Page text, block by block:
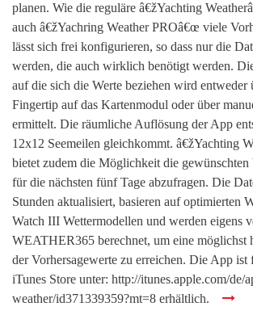
planen. Wie die reguläre â€žYachting
auch â€žYachring Weather PROâ€œ viele
lässt sich frei konfigurieren, so dass nur die
werden, die auch wirklich benötigt werden.
auf die sich die Werte beziehen wird entweder
Fingertip auf das Kartenmodul oder über
ermittelt. Die räumliche Auflösung der App
12x12 Seemeilen gleichkommt. â€žYachting
bietet zudem die Möglichkeit die gewünschten
für die nächsten fünf Tage abzufragen. Die
Stunden aktualisiert, basieren auf optimierten
Watch III Wettermodellen und werden eigens
WEATHER365 berechnet, um eine möglichst
der Vorhersagewerte zu erreichen. Die App ist
iTunes Store unter: http://itunes.apple.com/de/
weather/id371339359?mt=8 erhältlich.